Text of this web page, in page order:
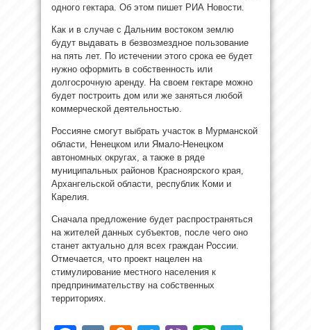
одного гектара. Об этом пишет РИА Новости.
Как и в случае с Дальним востоком землю
будут выдавать в безвозмездное пользование
на пять лет. По истечении этого срока ее будет
нужно оформить в собственность или
долгосрочную аренду. На своем гектаре можно
будет построить дом или же заняться любой
коммерческой деятельностью.
Россияне смогут выбрать участок в Мурманской
области, Ненецком или Ямало-Ненецком
автономных округах, а также в ряде
муниципальных районов Красноярского края,
Архангельской области, республик Коми и
Карелия.
Сначала предложение будет распространяться
на жителей данных субъектов, после чего оно
станет актуально для всех граждан России.
Отмечается, что проект нацелен на
стимулирование местного населения к
предпринимательству на собственных
территориях.